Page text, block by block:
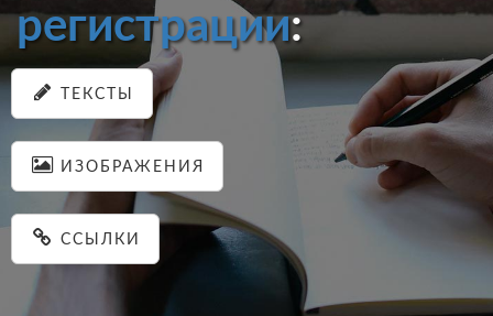
регистрации:
ТЕКСТЫ
ИЗОБРАЖЕНИЯ
ССЫЛКИ